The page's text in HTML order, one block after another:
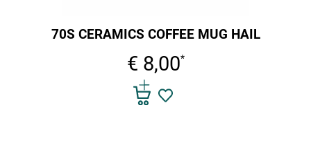
70S CERAMICS COFFEE MUG HAIL
€ 8,00*